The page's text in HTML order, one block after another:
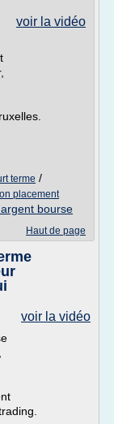
voir la vidéo
terme /
placement
bourse
Haut de page
voir la vidéo